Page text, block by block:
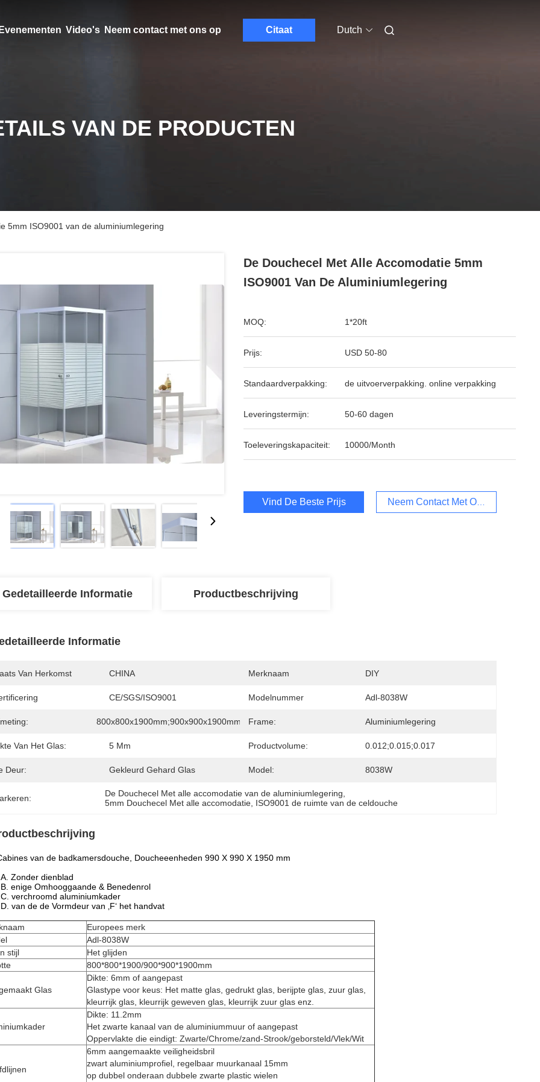
Evenementen Video's Neem contact met ons op Citaat Dutch
VAN DE PRODUCTEN
5mm ISO9001 van de aluminiumlegering
De Douchecel Met Alle Accomodatie 5mm
ISO9001 Van De Aluminiumlegering
MOQ: 1*20ft
Prijs: USD 50-80
Standaardverpakking: de uitvoerverpakking. online verpakking
Leveringstermijn: 50-60 dagen
Toeleveringskapaciteit: 10000/Month
Vind De Beste Prijs Neem Contact Met Ons Op
Gedetailleerde Informatie Productbeschrijving
Informatie
Van Herkomst CHINA Merknaam DIY
CE/SGS/ISO9001 Modelnummer Adl-8038W
800x800x1900mm;900x900x1900mm;1000x1000x1900mm
Frame: Aluminiumlegering
Van Het Glas: 5 Mm Productvolume: 0.012;0.015;0.017
Deur: Gekleurd Gehard Glas Model: 8038W
De Douchecel Met alle accomodatie van de aluminiumlegering
5mm Douchecel Met alle accomodatie ISO9001 de ruimte van de celdouche
van de badkamersdouche, Doucheeenheden 990 X 990 X 1950 mm
A. Zonder dienblad
B. enige Omhooggaande & Benedenrol
C. verchroomd aluminiumkader
D. van de de Vormdeur van ‚F‘ het handvat
Europees merk
Adl-8038W
stijl
Het glijden
800*800*1900/900*900*1900mm
Glas
Dikte: 6mm of aangepast
Glastype voor keus: Het matte glas, gedrukt glas, berijpte glas, zuur glas,
kleurrijk glas, kleurrijk geweven glas, kleurrijk zuur glas enz.
Dikte: 11.2mm
Het zwarte kanaal van de aluminiummuur of aangepast
Oppervlakte die eindigt: Zwarte/Chrome/zand-Strook/geborsteld/Vlek/Wit
6mm aangemaakte veiligheidsbril
zwart aluminiumprofiel, regelbaar muurkanaal 15mm
op dubbel onderaan dubbele zwarte plastic wielen